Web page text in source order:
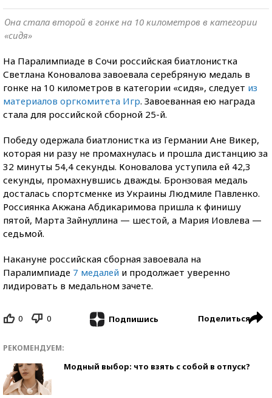
Она стала второй в гонке на 10 километров в категории
«сидя»
На Паралимпиаде в Сочи российская биатлонистка
Светлана Коновалова завоевала серебряную медаль в
гонке на 10 километров в категории «сидя», следует из
материалов оргкомитета Игр. Завоеванная ею награда
стала для российской сборной 25-й.
Победу одержала биатлонистка из Германии Ане Викер,
которая ни разу не промахнулась и прошла дистанцию за
32 минуты 54,4 секунды. Коновалова уступила ей 42,3
секунды, промахнувшись дважды. Бронзовая медаль
досталась спортсменке из Украины Людмиле Павленко.
Россиянка Акжана Абдикаримова пришла к финишу
пятой, Марта Зайнуллина — шестой, а Мария Иовлева —
седьмой.
Накануне российская сборная завоевала на
Паралимпиаде 7 медалей и продолжает уверенно
лидировать в медальном зачете.
0 0 Подпишись Поделиться
РЕКОМЕНДУЕМ:
Модный выбор: что взять с собой в отпуск?